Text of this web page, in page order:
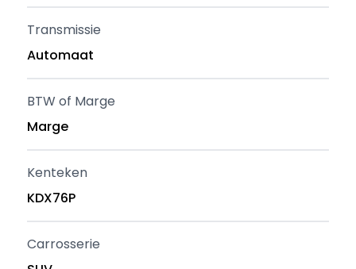
Transmissie
Automaat
BTW of Marge
Marge
Kenteken
KDX76P
Carrosserie